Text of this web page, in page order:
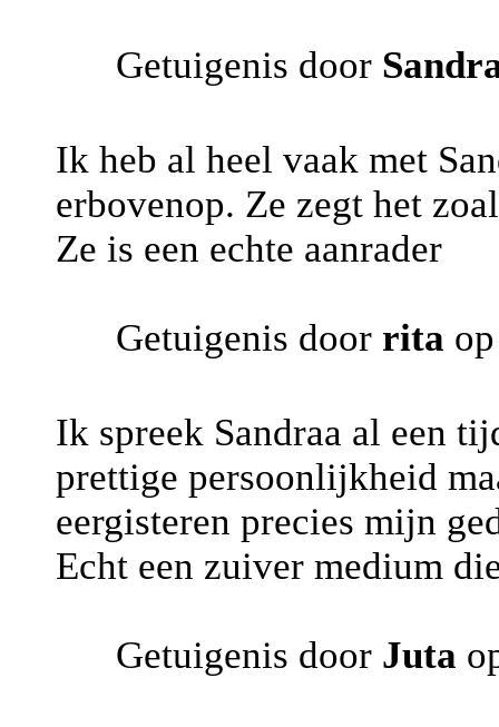
Getuigenis door
Ik heb al heel vaak met
erbovenop. Ze zegt het
Ze is een echte aanrader
Getuigenis door rita
Ik spreek Sandraa al een
prettige persoonlijkheid
eergisteren precies mijn
Echt een zuiver medium
Getuigenis door Juta